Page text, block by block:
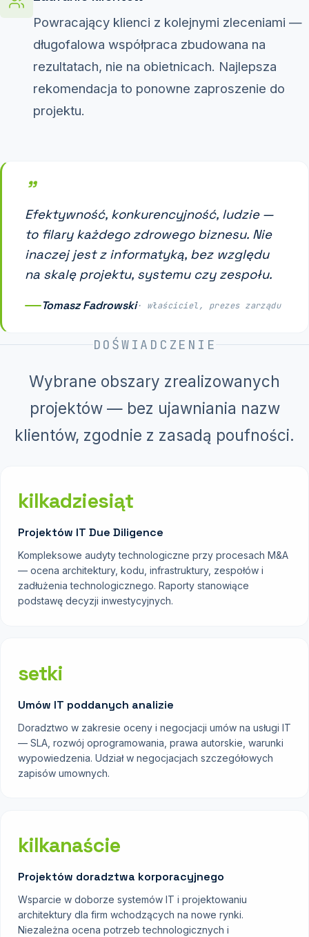
Powracający klienci z kolejnymi zleceniami —
długofalowa współpraca zbudowana na
rezultatach, nie na obietnicach. Najlepsza
rekomendacja to ponowne zaproszenie do
projektu.
"
Efektywność, konkurencyjność, ludzie —
to filary każdego zdrowego biznesu. Nie
inaczej jest z informatyką, bez względu
na skalę projektu, systemu czy zespołu.
Tomasz Fadrowski· właściciel, prezes zarządu
DOŚWIADCZENIE
Wybrane obszary zrealizowanych
projektów — bez ujawniania nazw
klientów, zgodnie z zasadą poufności.
kilkadziesiąt
Projektów IT Due Diligence
Kompleksowe audyty technologiczne przy procesach M&A
— ocena architektury, kodu, infrastruktury, zespołów i
zadłużenia technologicznego. Raporty stanowiące
podstawę decyzji inwestycyjnych.
setki
Umów IT poddanych analizie
Doradztwo w zakresie oceny i negocjacji umów na usługi IT
— SLA, rozwój oprogramowania, prawa autorskie, warunki
wypowiedzenia. Udział w negocjacjach szczegółowych
zapisów umownych.
kilkanaście
Projektów doradztwa korporacyjnego
Wsparcie w doborze systemów IT i projektowaniu
architektury dla firm wchodzących na nowe rynki.
Niezależna ocena potrzeb technologicznych i